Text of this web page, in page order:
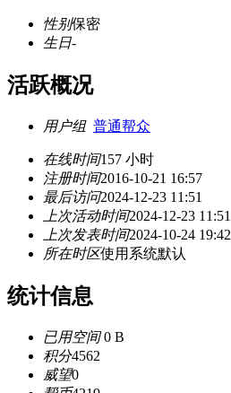
性别保密
生日-
活跃概况
用户组 普通帮众
在线时间157 小时
注册时间2016-10-21 16:57
最后访问2024-12-23 11:51
上次活动时间2024-12-23 11:51
上次发表时间2024-10-24 19:42
所在时区使用系统默认
统计信息
已用空间0 B
积分4562
威望0